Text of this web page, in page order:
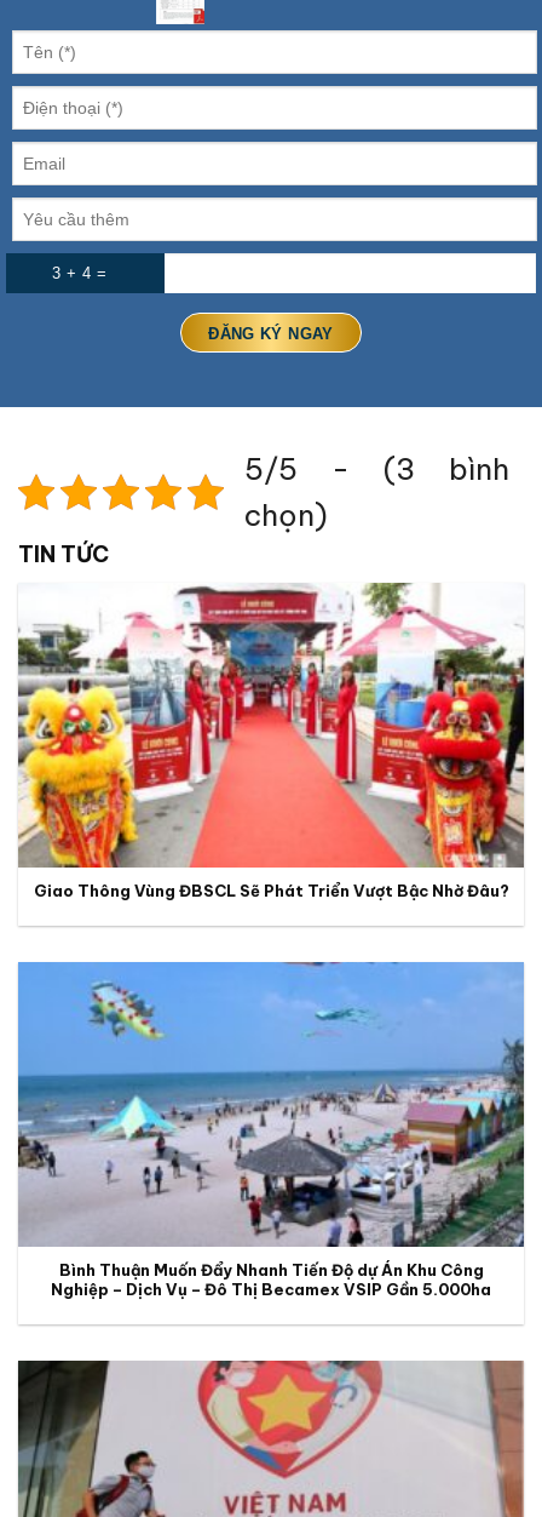
3 + 4 =
5/5 - (3 bình
chọn)
TIN TỨC
Giao Thông Vùng ĐBSCL Sẽ Phát Triển Vượt Bậc Nhờ Đâu?
Bình Thuận Muốn Đẩy Nhanh Tiến Độ dự Án Khu Công
Nghiệp – Dịch Vụ – Đô Thị Becamex VSIP Gần 5.000ha